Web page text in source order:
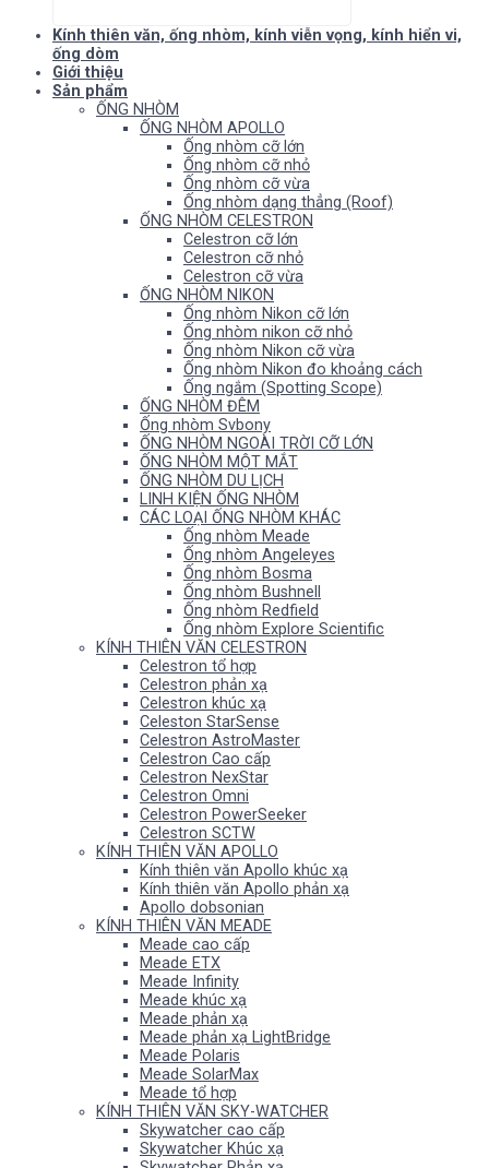
Kính thiên văn, ống nhòm, kính viễn vọng, kính hiển vi,
ống dòm
Giới thiệu
Sản phẩm
ỐNG NHÒM
ỐNG NHÒM APOLLO
Ống nhòm cỡ lớn
Ống nhòm cỡ nhỏ
Ống nhòm cỡ vừa
Ống nhòm dạng thẳng (Roof)
ỐNG NHÒM CELESTRON
Celestron cỡ lớn
Celestron cỡ nhỏ
Celestron cỡ vừa
ỐNG NHÒM NIKON
Ống nhòm Nikon cỡ lớn
Ống nhòm nikon cỡ nhỏ
Ống nhòm Nikon cỡ vừa
Ống nhòm Nikon đo khoảng cách
Ống ngắm (Spotting Scope)
ỐNG NHÒM ĐÊM
Ống nhòm Svbony
ỐNG NHÒM NGOÀI TRỜI CỠ LỚN
ỐNG NHÒM MỘT MẮT
ỐNG NHÒM DU LỊCH
LINH KIỆN ỐNG NHÒM
CÁC LOẠI ỐNG NHÒM KHÁC
Ống nhòm Meade
Ống nhòm Angeleyes
Ống nhòm Bosma
Ống nhòm Bushnell
Ống nhòm Redfield
Ống nhòm Explore Scientific
KÍNH THIÊN VĂN CELESTRON
Celestron tổ hợp
Celestron phản xạ
Celestron khúc xạ
Celeston StarSense
Celestron AstroMaster
Celestron Cao cấp
Celestron NexStar
Celestron Omni
Celestron PowerSeeker
Celestron SCTW
KÍNH THIÊN VĂN APOLLO
Kính thiên văn Apollo khúc xạ
Kính thiên văn Apollo phản xạ
Apollo dobsonian
KÍNH THIÊN VĂN MEADE
Meade cao cấp
Meade ETX
Meade Infinity
Meade khúc xạ
Meade phản xạ
Meade phản xạ LightBridge
Meade Polaris
Meade SolarMax
Meade tổ hợp
KÍNH THIÊN VĂN SKY-WATCHER
Skywatcher cao cấp
Skywatcher Khúc xạ